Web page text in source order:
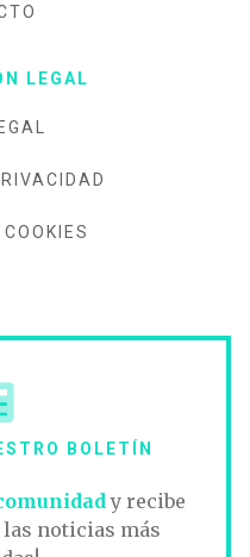
LEGAL
BOLETÍN
y recibe
noticias más